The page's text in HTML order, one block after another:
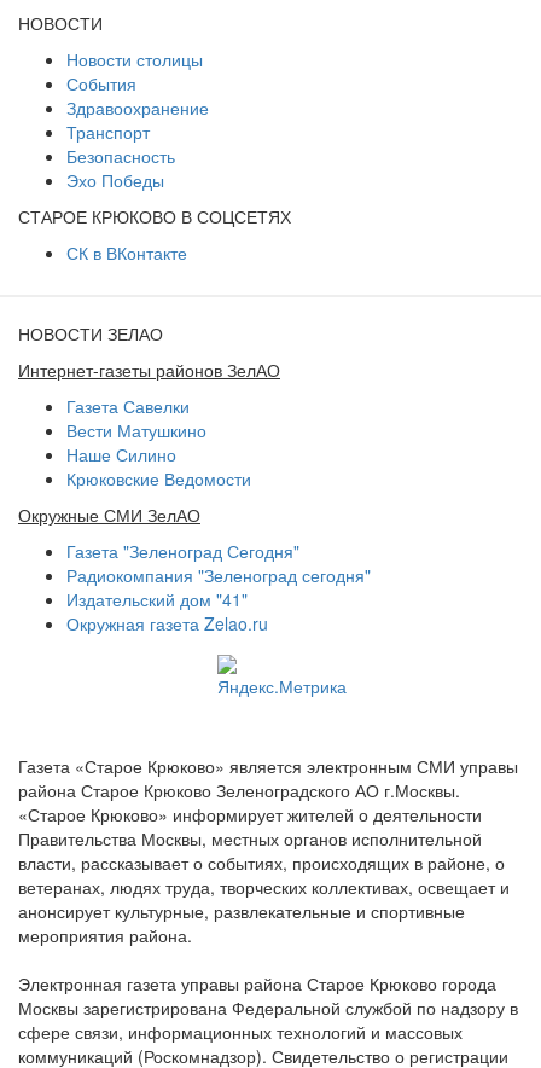
НОВОСТИ
Новости столицы
События
Здравоохранение
Транспорт
Безопасность
Эхо Победы
СТАРОЕ КРЮКОВО В СОЦСЕТЯХ
СК в ВКонтакте
НОВОСТИ ЗЕЛАО
Интернет-газеты районов ЗелАО
Газета Савелки
Вести Матушкино
Наше Силино
Крюковские Ведомости
Окружные СМИ ЗелАО
Газета "Зеленоград Сегодня"
Радиокомпания "Зеленоград сегодня"
Издательский дом "41"
Окружная газета Zelao.ru
Газета «Старое Крюково» является электронным СМИ управы
района Старое Крюково Зеленоградского АО г.Москвы.
«Старое Крюково» информирует жителей о деятельности
Правительства Москвы, местных органов исполнительной
власти, рассказывает о событиях, происходящих в районе, о
ветеранах, людях труда, творческих коллективах, освещает и
анонсирует культурные, развлекательные и спортивные
мероприятия района.
Электронная газета управы района Старое Крюково города
Москвы зарегистрирована Федеральной службой по надзору в
сфере связи, информационных технологий и массовых
коммуникаций (Роскомнадзор). Свидетельство о регистрации